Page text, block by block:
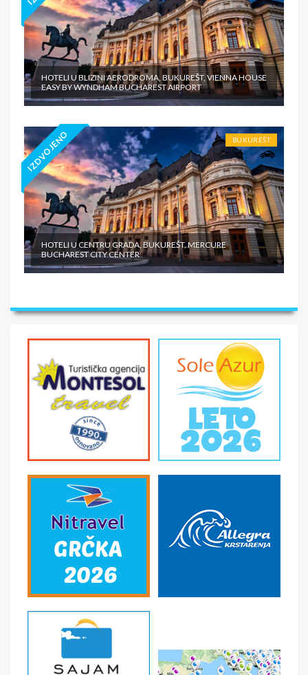
HOTELI U BLIZINI AERODROMA, BUKUREŠT, VIENNA HOUSE
EASY BY WYNDHAM BUCHAREST AIRPORT
IZDVOJENO BUKUREŠT
HOTELI U CENTRU GRADA, BUKUREŠT, MERCURE
BUCHAREST CITY CENTER